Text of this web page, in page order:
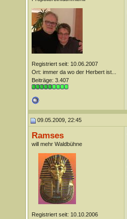
Registriert seit: 10.06.2007
Ort: immer da wo der Herbert ist...
Beiträge: 3.407
09.05.2009, 22:45
Ramses
will mehr Waldbühne
Registriert seit: 10.10.2006